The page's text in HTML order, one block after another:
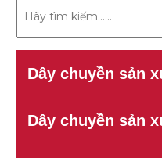
Dây chuyền sản
Dây chuyền sản